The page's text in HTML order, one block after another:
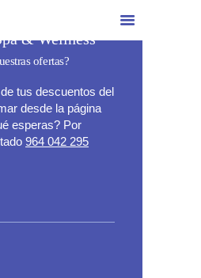
& Wellness
ofertas?
tus descuentos del
desde la página
esperas? Por
964 042 295